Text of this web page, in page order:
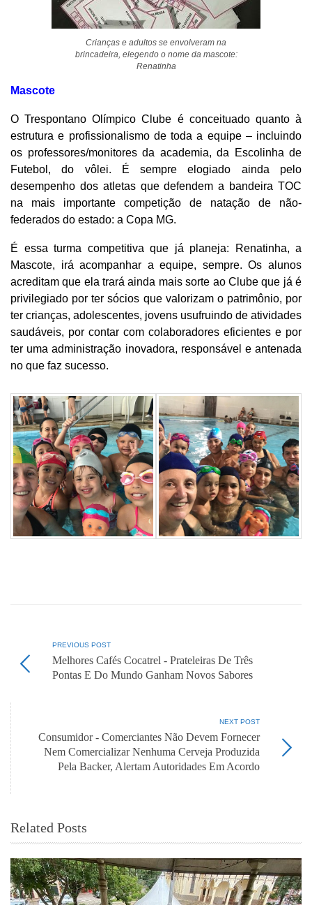
Crianças e adultos se envolveram na
brincadeira, elegendo o nome da mascote:
Renatinha
Mascote
O Trespontano Olímpico Clube é conceituado quanto à
estrutura e profissionalismo de toda a equipe – incluindo
os professores/monitores da academia, da Escolinha de
Futebol, do vôlei. É sempre elogiado ainda pelo
desempenho dos atletas que defendem a bandeira TOC
na mais importante competição de natação de não-
federados do estado: a Copa MG.
É essa turma competitiva que já planeja: Renatinha, a
Mascote, irá acompanhar a equipe, sempre. Os alunos
acreditam que ela trará ainda mais sorte ao Clube que já é
privilegiado por ter sócios que valorizam o patrimônio, por
ter crianças, adolescentes, jovens usufruindo de atividades
saudáveis, por contar com colaboradores eficientes e por
ter uma administração inovadora, responsável e antenada
no que faz sucesso.
PREVIOUS POST
Melhores Cafés Cocatrel - Prateleiras De Três
Pontas E Do Mundo Ganham Novos Sabores
NEXT POST
Consumidor - Comerciantes Não Devem Fornecer
Nem Comercializar Nenhuma Cerveja Produzida
Pela Backer, Alertam Autoridades Em Acordo
Related Posts